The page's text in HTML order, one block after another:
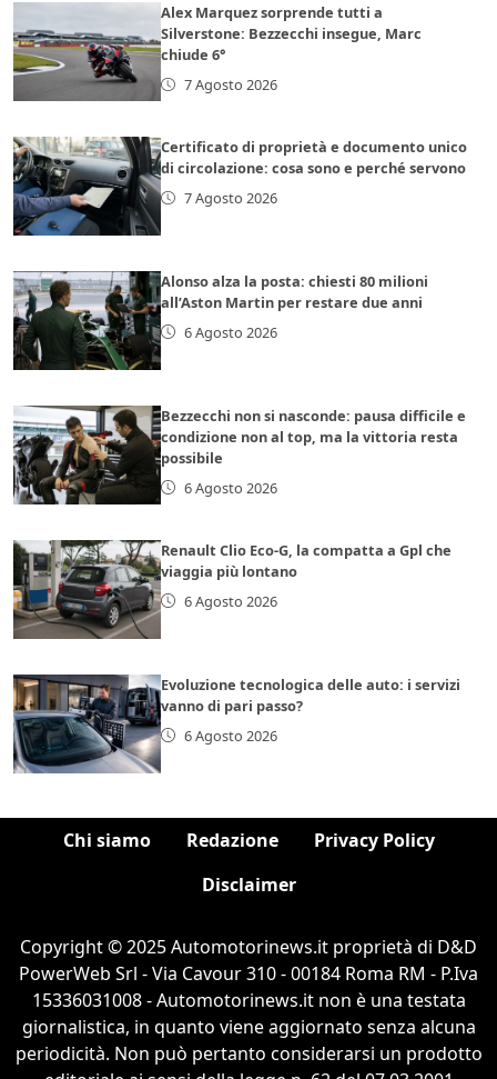
Alex Marquez sorprende tutti a
Silverstone: Bezzecchi insegue, Marc
chiude 6°
7 Agosto 2026
Certificato di proprietà e documento unico
di circolazione: cosa sono e perché servono
7 Agosto 2026
Alonso alza la posta: chiesti 80 milioni
all’Aston Martin per restare due anni
6 Agosto 2026
Bezzecchi non si nasconde: pausa difficile e
condizione non al top, ma la vittoria resta
possibile
6 Agosto 2026
Renault Clio Eco-G, la compatta a Gpl che
viaggia più lontano
6 Agosto 2026
Evoluzione tecnologica delle auto: i servizi
vanno di pari passo?
6 Agosto 2026
Chi siamo Redazione
Privacy Policy
Disclaimer
Copyright © 2025 Automotorinews.it proprietà di D&D
PowerWeb Srl - Via Cavour 310 - 00184 Roma RM - P.Iva
15336031008 - Automotorinews.it non è una testata
giornalistica, in quanto viene aggiornato senza alcuna
periodicità. Non può pertanto considerarsi un prodotto